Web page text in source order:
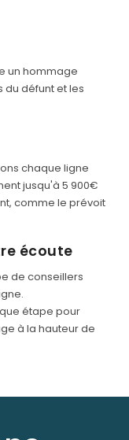
un hommage
défunt et les
chaque ligne
jusqu'à 5 900€
comme le prévoit
écoute
de conseillers
étape pour
à la hauteur de